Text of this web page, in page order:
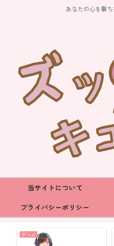
あなたの心を撃
当サイトについて
プライバシーポリシー
ゲーム